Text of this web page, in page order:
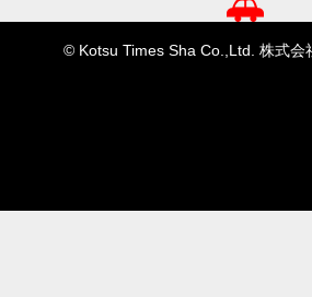
© Kotsu Times Sha Co.,Ltd. 株式会